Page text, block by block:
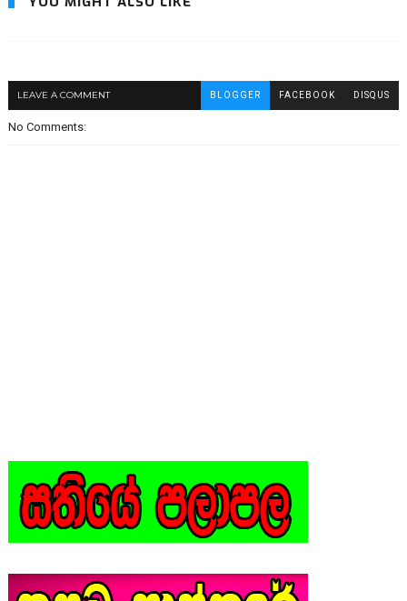
LEAVE A COMMENT BLOGGER FACEBOOK DISQUS
No Comments: